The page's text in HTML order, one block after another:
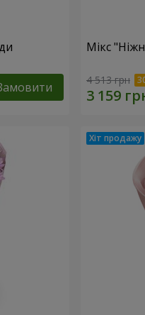
Мікс
4 513 грн